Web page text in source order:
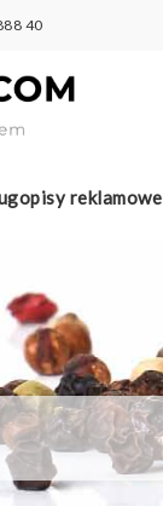
40
reklamowe